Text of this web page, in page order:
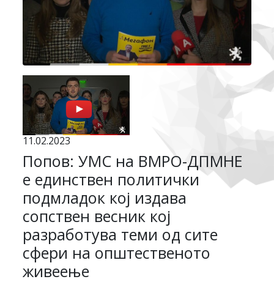
11.02.2023
Попов: УМС на ВМРО-ДПМНЕ
е единствен политички
подмладок кој издава
сопствен весник кој
разработува теми од сите
сфери на општественото
живеење